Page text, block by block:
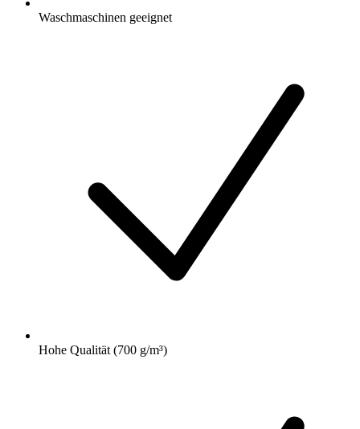
Waschmaschinen geeignet
Hohe Qualität (700 g/m³)